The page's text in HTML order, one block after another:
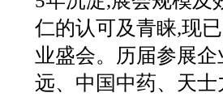
仁的认可及青睐,现
业盛会。历届参展
远、中国中药、天